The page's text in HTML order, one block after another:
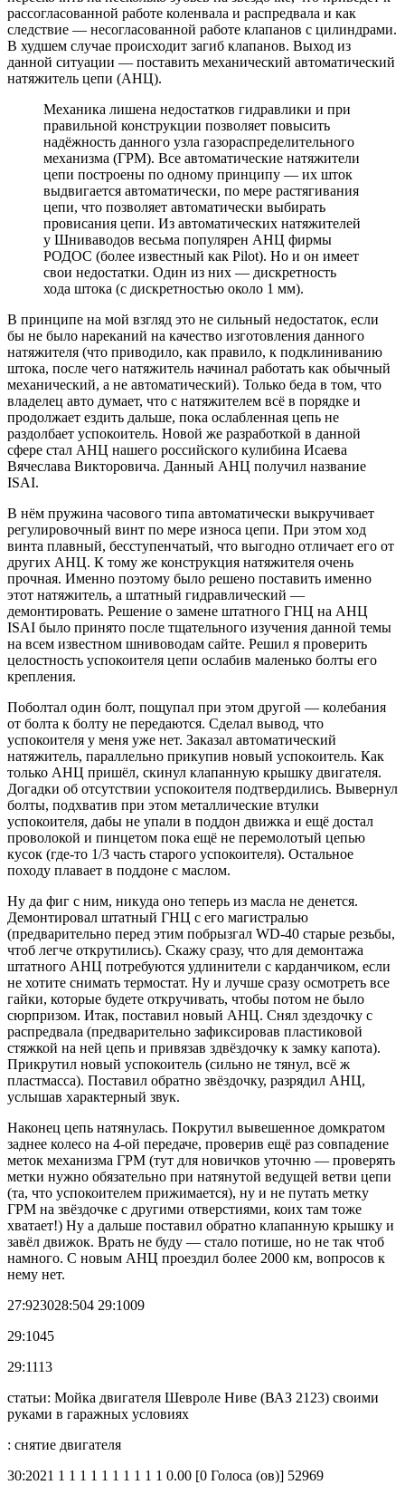
рассогласованной работе коленвала и распредвала и как
следствие — несогласованной работе клапанов с цилиндрами.
В худшем случае происходит загиб клапанов. Выход из
данной ситуации — поставить механический автоматический
натяжитель цепи (АНЦ).
Механика лишена недостатков гидравлики и при
правильной конструкции позволяет повысить
надёжность данного узла газораспределительного
механизма (ГРМ). Все автоматические натяжители
цепи построены по одному принципу — их шток
выдвигается автоматически, по мере растягивания
цепи, что позволяет автоматически выбирать
провисания цепи. Из автоматических натяжителей
у Шниваводов весьма популярен АНЦ фирмы
РОДОС (более известный как Pilot). Но и он имеет
свои недостатки. Один из них — дискретность
хода штока (с дискретностью около 1 мм).
В принципе на мой взгляд это не сильный недостаток, если
бы не было нареканий на качество изготовления данного
натяжителя (что приводило, как правило, к подклиниванию
штока, после чего натяжитель начинал работать как обычный
механический, а не автоматический). Только беда в том, что
владелец авто думает, что с натяжителем всё в порядке и
продолжает ездить дальше, пока ослабленная цепь не
раздолбает успокоитель. Новой же разработкой в данной
сфере стал АНЦ нашего российского кулибина Исаева
Вячеслава Викторовича. Данный АНЦ получил название
ISAI.
В нём пружина часового типа автоматически выкручивает
регулировочный винт по мере износа цепи. При этом ход
винта плавный, бесступенчатый, что выгодно отличает его от
других АНЦ. К тому же конструкция натяжителя очень
прочная. Именно поэтому было решено поставить именно
этот натяжитель, а штатный гидравлический —
демонтировать. Решение о замене штатного ГНЦ на АНЦ
ISAI было принято после тщательного изучения данной темы
на всем известном шнивоводам сайте. Решил я проверить
целостность успокоителя цепи ослабив маленько болты его
крепления.
Поболтал один болт, пощупал при этом другой — колебания
от болта к болту не передаются. Сделал вывод, что
успокоителя у меня уже нет. Заказал автоматический
натяжитель, параллельно прикупив новый успокоитель. Как
только АНЦ пришёл, скинул клапанную крышку двигателя.
Догадки об отсутствии успокоителя подтвердились. Вывернул
болты, подхватив при этом металлические втулки
успокоителя, дабы не упали в поддон движка и ещё достал
проволокой и пинцетом пока ещё не перемолотый цепью
кусок (где-то 1/3 часть старого успокоителя). Остальное
походу плавает в поддоне с маслом.
Ну да фиг с ним, никуда оно теперь из масла не денется.
Демонтировал штатный ГНЦ с его магистралью
(предварительно перед этим побрызгал WD-40 старые резьбы,
чтоб легче открутились). Скажу сразу, что для демонтажа
штатного АНЦ потребуются удлинители с карданчиком, если
не хотите снимать термостат. Ну и лучше сразу осмотреть все
гайки, которые будете откручивать, чтобы потом не было
сюрпризом. Итак, поставил новый АНЦ. Снял здездочку с
распредвала (предварительно зафиксировав пластиковой
стяжкой на ней цепь и привязав здвёздочку к замку капота).
Прикрутил новый успокоитель (сильно не тянул, всё ж
пластмасса). Поставил обратно звёздочку, разрядил АНЦ,
услышав характерный звук.
Наконец цепь натянулась. Покрутил вывешенное домкратом
заднее колесо на 4-ой передаче, проверив ещё раз совпадение
меток механизма ГРМ (тут для новичков уточню — проверять
метки нужно обязательно при натянутой ведущей ветви цепи
(та, что успокоителем прижимается), ну и не путать метку
ГРМ на звёздочке с другими отверстиями, коих там тоже
хватает!) Ну а дальше поставил обратно клапанную крышку и
завёл движок. Врать не буду — стало потише, но не так чтоб
намного. С новым АНЦ проездил более 2000 км, вопросов к
нему нет.
27:923028:504 29:1009
29:1045
29:1113
статьи: Мойка двигателя Шевроле Ниве (ВАЗ 2123) своими
руками в гаражных условиях
: снятие двигателя
30:2021 1 1 1 1 1 1 1 1 1 1 0.00 [0 Голоса (ов)] 52969